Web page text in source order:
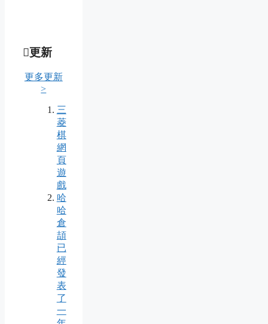
更新
更多更新
>
三
菱
棋
網
頁
遊
戲
哈
哈
倉
頡
已
經
發
表
了
一